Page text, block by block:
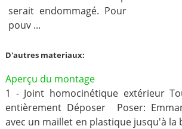
serait endommagé. Pour
pouv ...
D'autres materiaux:
Aperçu du montage
1 - Joint homocinétique extérieur
entièrement Déposer Poser:
avec un maillet en plastique jusqu'à